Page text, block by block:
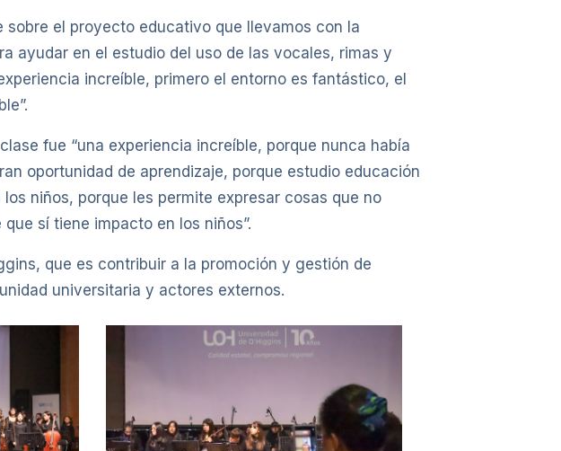
sobre el proyecto educativo que llevamos con la
ayudar en el estudio del uso de las vocales, rimas y
increíble, primero el entorno es fantástico, el
fue “una experiencia increíble, porque nunca había
oportunidad de aprendizaje, porque estudio educación
niños, porque les permite expresar cosas que no
sí tiene impacto en los niños”.
que es contribuir a la promoción y gestión de
universitaria y actores externos.